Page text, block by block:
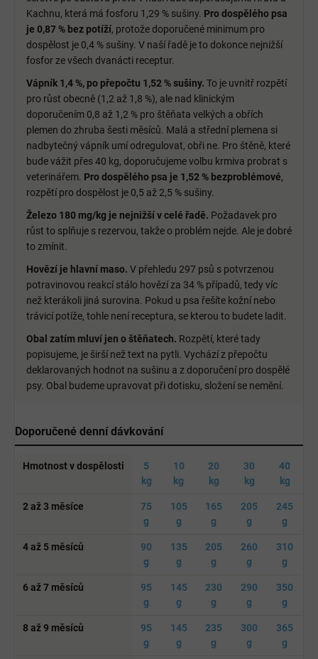
Kachnu, která má fosforu 1,29 % sušiny. Pro dospělého psa
je 0,87 % bez potíží, protože doporučené minimum pro
dospělost je 0,4 % sušiny. V naší řadě je to dokonce nejnižší
fosfor ze všech dvanácti receptur.
Vápník 1,4 %, po přepočtu 1,52 % sušiny. To je uvnitř rozpětí
pro růst obecně (1,2 až 1,8 %), ale nad klinickým
doporučením 0,8 až 1,2 % pro štěňata velkých a obřích
plemen do zhruba šesti měsíců. Malá a střední plemena si
nadbytečný vápník umí odregulovat, obři ne. Pro štěně, které
bude vážit přes 40 kg, doporučujeme volbu krmiva probrat s
veterinářem. Pro dospělého psa je 1,52 % bezproblémové,
rozpětí pro dospělost je 0,5 až 2,5 % sušiny.
Železo 180 mg/kg je nejnižší v celé řadě. Požadavek pro
růst to splňuje s rezervou, takže o problém nejde. Ale je dobré
to zmínit.
Hovězí je hlavní maso. V přehledu 297 psů s potvrzenou
potravinovou reakcí stálo hovězí za 34 % případů, tedy víc
než kterákoli jiná surovina. Pokud u psa řešíte kožní nebo
trávicí potíže, tohle není receptura, se kterou to budete ladit.
Obal zatím mluví jen o štěňatech. Rozpětí, které tady
popisujeme, je širší než text na pytli. Vychází z přepočtu
deklarovaných hodnot na sušinu a z doporučení pro dospělé
psy. Obal budeme upravovat při dotisku, složení se nemění.
Doporučené denní dávkování
Hmotnost v dospělosti
5
kg
10
kg
20
kg
30
kg
40
kg
2 až 3 měsíce
75
g
105
g
165
g
205
g
245
g
4 až 5 měsíců
90
g
135
g
205
g
260
g
310
g
6 až 7 měsíců
95
g
145
g
230
g
290
g
350
g
8 až 9 měsíců
95
g
145
g
235
g
300
g
365
g